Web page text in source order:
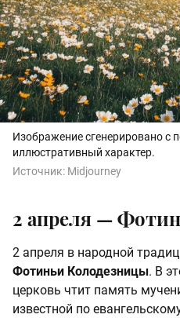
Изображение сгенерировано с
иллюстративный характер.
Источник: Midjourney
2 апреля —
2 апреля в народной
Фотиньи Колодезницы. В
церковь чтит память
известной по